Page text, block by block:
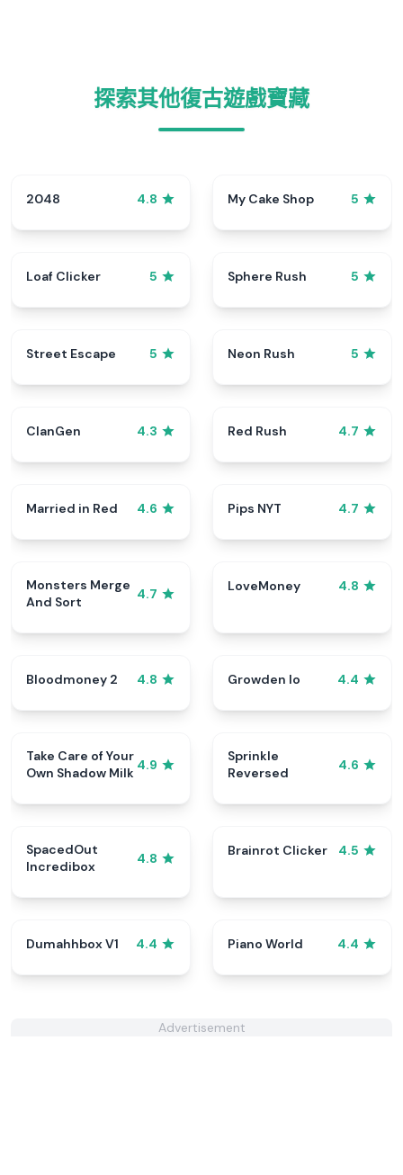
探索其他復古遊戲寶藏
2048 4.8 My Cake Shop 5
Loaf Clicker 5 Sphere Rush 5
Street Escape 5 Neon Rush 5
ClanGen 4.3 Red Rush 4.7
Married in Red 4.6 Pips NYT 4.7
Monsters Merge
And Sort
4.7
LoveMoney 4.8
Bloodmoney 2 4.8 Growden Io 4.4
Take Care of Your
Own Shadow Milk 4.9
Sprinkle
Reversed
4.6
SpacedOut
Incredibox
4.8
Brainrot Clicker 4.5
Dumahhbox V1 4.4 Piano World 4.4
Advertisement